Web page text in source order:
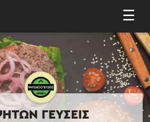
☰
ΓΕΥΣΕΙΣ
×